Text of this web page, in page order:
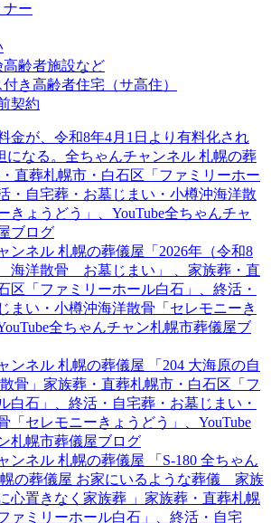
ナー
高齢者施設など
き高齢者住宅（サ高住）
契約
金が、令和8年4月1日より有料化され
になる。全ちゃんチャンネル 札幌の葬
直葬札幌市・白石区「ファミリーホー
・自宅葬・お墓じまい・小樽沖海洋散
きょうどう」、YouTube全ちゃんチャ
ブログ
ンネル 札幌の葬儀屋「2026年（令和8
海洋散骨 お墓じまい」 、家族葬・直
区「ファミリーホール白石」、終活・
まい・小樽沖海洋散骨「セレモニーき
全ちゃんチャン札幌市葬儀屋ブ
ンネル 札幌の葬儀屋 「204 大海原の自
骨」家族葬・直葬札幌市・白石区「フ
白石」、終活・自宅葬・お墓じまい・
「セレモニーきょうどう」、YouTube
札幌市葬儀屋ブログ
ンネル 札幌の葬儀屋 「S-180 全ちゃん
の葬儀屋 お家にいるような葬儀 家族
心置きなく家族葬 」家族葬・直葬札幌
ァミリーホール白石」、終活・自宅